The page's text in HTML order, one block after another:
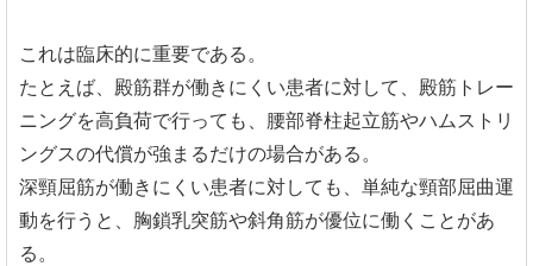
これは臨床的に重要である。
たとえば、殿筋群が働きにくい患者に対して、殿筋トレー
ニングを高負荷で行っても、腰部脊柱起立筋やハムストリ
ングスの代償が強まるだけの場合がある。
深頸屈筋が働きにくい患者に対しても、単純な頸部屈曲運
動を行うと、胸鎖乳突筋や斜角筋が優位に働くことがあ
る。